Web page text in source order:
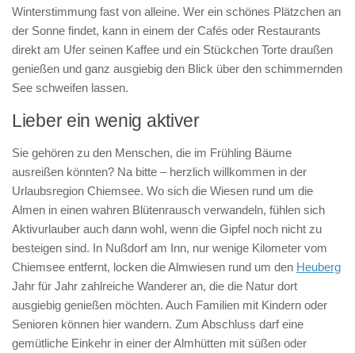
Winterstimmung fast von alleine. Wer ein schönes Plätzchen an
der Sonne findet, kann in einem der Cafés oder Restaurants
direkt am Ufer seinen Kaffee und ein Stückchen Torte draußen
genießen und ganz ausgiebig den Blick über den schimmernden
See schweifen lassen.
Lieber ein wenig aktiver
Sie gehören zu den Menschen, die im Frühling Bäume
ausreißen könnten? Na bitte – herzlich willkommen in der
Urlaubsregion Chiemsee. Wo sich die Wiesen rund um die
Almen in einen wahren Blütenrausch verwandeln, fühlen sich
Aktivurlauber auch dann wohl, wenn die Gipfel noch nicht zu
besteigen sind. In Nußdorf am Inn, nur wenige Kilometer vom
Chiemsee entfernt, locken die Almwiesen rund um den Heuberg
Jahr für Jahr zahlreiche Wanderer an, die die Natur dort
ausgiebig genießen möchten. Auch Familien mit Kindern oder
Senioren können hier wandern. Zum Abschluss darf eine
gemütliche Einkehr in einer der Almhütten mit süßen oder